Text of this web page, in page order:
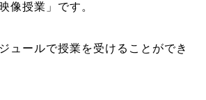
像授業」です。
ュールで授業を受けることができ